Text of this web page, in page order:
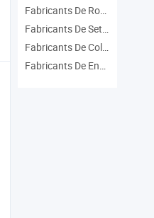
Fabricants De Rouleau À Peinture
Fabricants De Set De Peinture
Fabricants De Colle À Bois
Fabricants De Ensemble De Résine